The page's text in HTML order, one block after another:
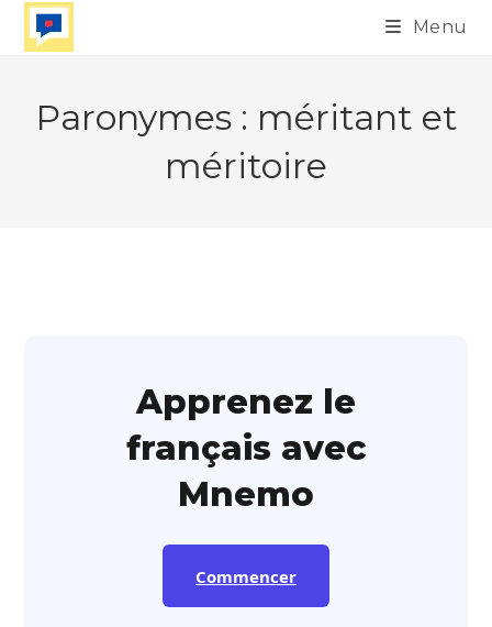
Skip
Menu
Paronymes : méritant et
méritoire
Apprenez le
français avec
Mnemo
Commencer